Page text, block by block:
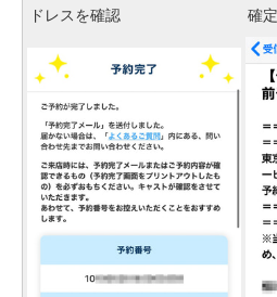
ドレスを確認
確定